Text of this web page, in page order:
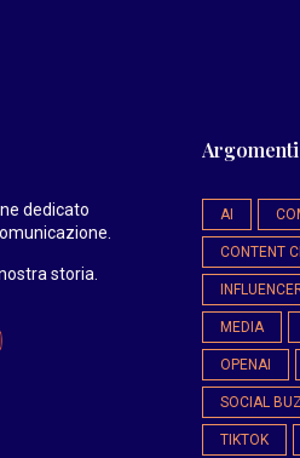
dedicato
storia
Argomenti
AI
CONTENT
MEDIA
OPENAI
SOCIAL
TIKTOK